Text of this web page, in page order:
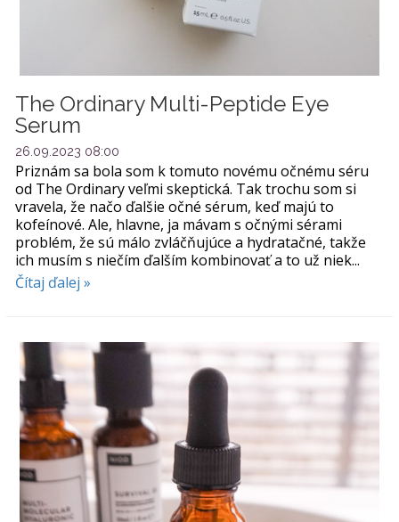
The Ordinary Multi-Peptide Eye
Serum
26.09.2023 08:00
Priznám sa bola som k tomuto novému očnému séru
od The Ordinary veľmi skeptická. Tak trochu som si
vravela, že načo ďalšie očné sérum, keď majú to
kofeínové. Ale, hlavne, ja mávam s očnými sérami
problém, že sú málo zvláčňujúce a hydratačné, takže
ich musím s niečím ďalším kombinovať a to už niek...
Čítaj ďalej »